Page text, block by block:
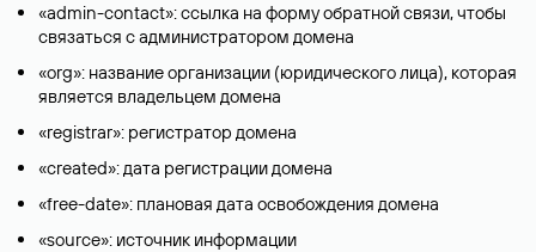
«admin-contact»: ссылка на форму обратной связи, чтобы
связаться с администратором домена
«org»: название организации (юридического лица), которая
является владельцем домена
«registrar»: регистратор домена
«created»: дата регистрации домена
«free-date»: плановая дата освобождения домена
«source»: источник информации